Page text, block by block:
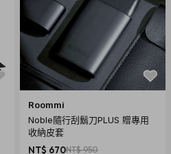
Roommi
Noble隨行刮鬍刀PLUS 贈專用
收納皮套
NT$ 670NT$ 950